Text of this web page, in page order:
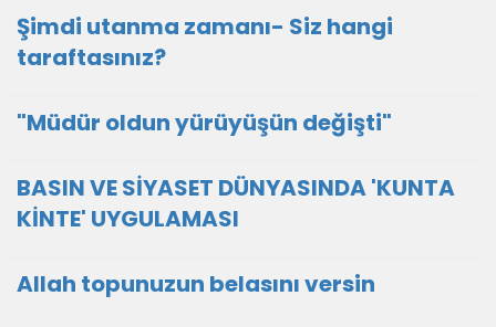
Şimdi utanma zamanı- Siz hangi
taraftasınız?
"Müdür oldun yürüyüşün değişti"
BASIN VE SİYASET DÜNYASINDA 'KUNTA
KİNTE' UYGULAMASI
Allah topunuzun belasını versin